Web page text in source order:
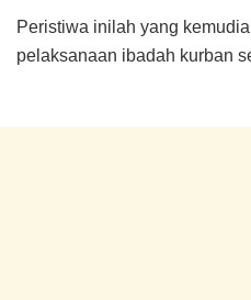
Peristiwa inilah yang
pelaksanaan ibadah kurban